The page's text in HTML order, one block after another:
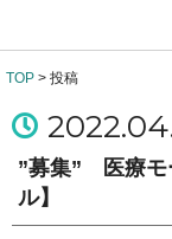
TOP > 投稿
”募集” 医療モ
ル】